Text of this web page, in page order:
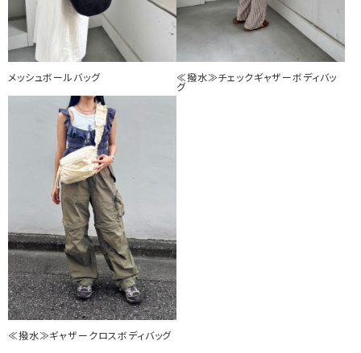
メッシュボールバッグ
≪撥水≫チェックギャザーボディバッ
グ
≪撥水≫ギャザークロスボディバッグ